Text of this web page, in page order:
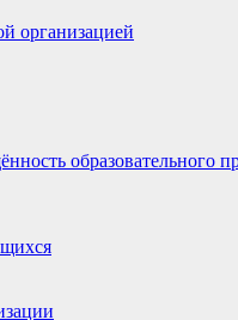
организацией
образовательного